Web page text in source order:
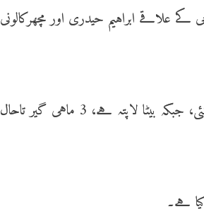
علاقے ابراہیم حیدری اور مچھرکالونی
حادثے میں باپ بیٹا بھی شامل ہیں، باپ کی لاش برآمد کرلی گئی، جبکہ بیٹا لاپتہ ہے، 3 ماہی گیر تاحال
ہے۔